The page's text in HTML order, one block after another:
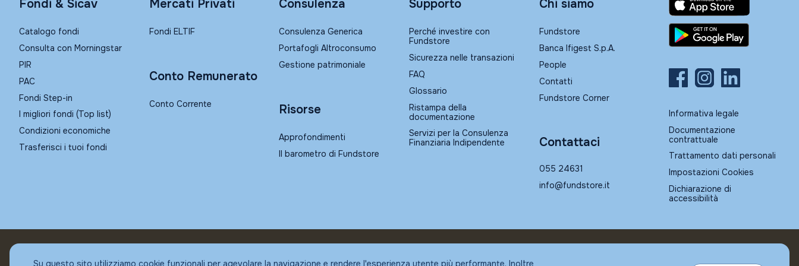
Fondi & Sicav
Catalogo fondi
Consulta con Morningstar
PIR
PAC
Fondi Step-in
I migliori fondi (Top list)
Condizioni economiche
Trasferisci i tuoi fondi
Mercati Privati
Fondi ELTIF
Conto Remunerato
Conto Corrente
Consulenza
Consulenza Generica
Portafogli Altroconsumo
Gestione patrimoniale
Risorse
Approfondimenti
Il barometro di Fundstore
Supporto
Perché investire con
Fundstore
Sicurezza nelle transazioni
FAQ
Glossario
Ristampa della
documentazione
Servizi per la Consulenza
Finanziaria Indipendente
Chi siamo
Fundstore
Banca Ifigest S.p.A.
People
Contatti
Fundstore Corner
Contattaci
055 24631
info@fundstore.it
Informativa legale
Documentazione
contrattuale
Trattamento dati personali
Impostazioni Cookies
Dichiarazione di
accessibilità
Su questo sito utilizziamo cookie funzionali per agevolare la navigazione e rendere l'esperienza utente più performante. Inoltre